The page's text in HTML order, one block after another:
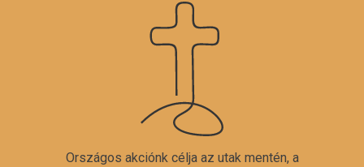
Országos akciónk célja az utak mentén, a